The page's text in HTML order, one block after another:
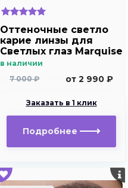
Оттеночные светло
карие линзы для
Светлых глаз Marquise
Solo brown без
Плюсовые диоптрии
и близорукости
в наличии
7 000 ₽
от 2 990 ₽
Заказать в 1 клик
Подробнее